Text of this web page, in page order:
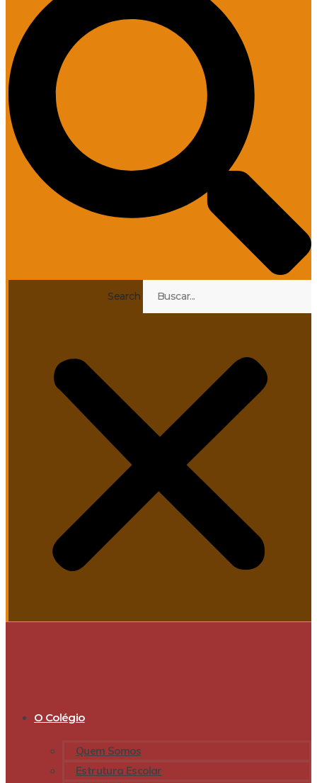
Search
O Colégio
Quem Somos
Estrutura Escolar